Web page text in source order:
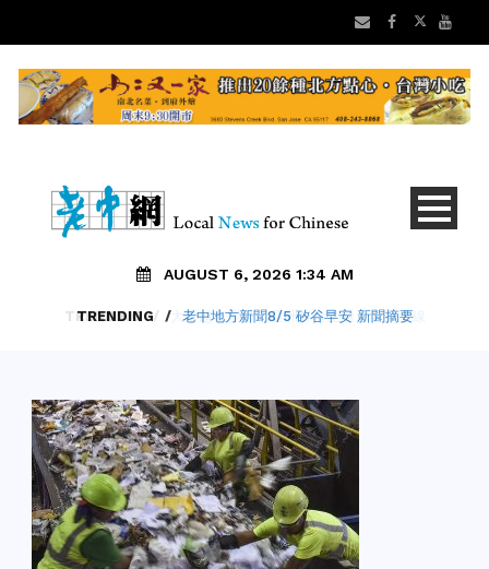
AUGUST 6, 2026 1:34 AM
TRENDING / 老中地方新聞8/5 矽谷早安 新聞摘要